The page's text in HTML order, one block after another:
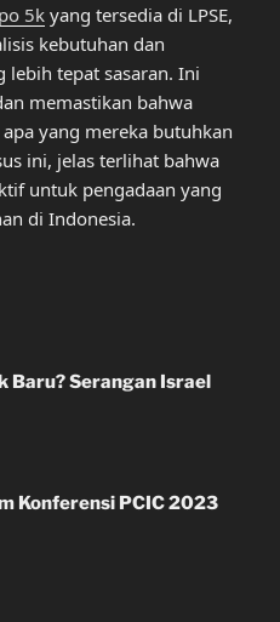
5k yang tersedia di LPSE,
kebutuhan dan
lebih tepat sasaran. Ini
memastikan bahwa
yang mereka butuhkan
ini, jelas terlihat bahwa
untuk pengadaan yang
di Indonesia.
Baru? Serangan Israel
Konferensi PCIC 2023